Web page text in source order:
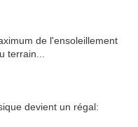
de l'ensoleillement
terrain...
devient un régal: